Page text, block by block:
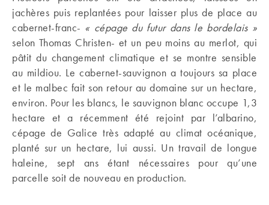
jachères puis replantées pour laisser plus de place au
cabernet-franc- « cépage du futur dans le bordelais »
selon Thomas Christen- et un peu moins au merlot, qui
pâtit du changement climatique et se montre sensible
au mildiou. Le cabernet-sauvignon a toujours sa place
et le malbec fait son retour au domaine sur un hectare,
environ. Pour les blancs, le sauvignon blanc occupe 1,3
hectare et a récemment été rejoint par l’albarino,
cépage de Galice très adapté au climat océanique,
planté sur un hectare, lui aussi. Un travail de longue
haleine, sept ans étant nécessaires pour qu’une
parcelle soit de nouveau en production.